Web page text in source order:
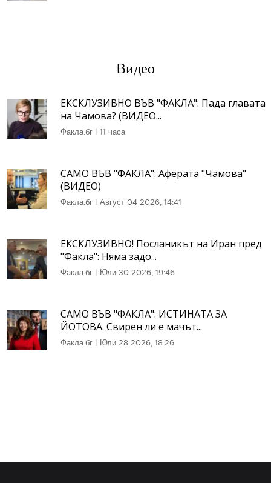
Видео
ЕКСКЛУЗИВНО ВЪВ "ФАКЛА": Пада главата
на Чамова? (ВИДЕО...
Факла.бг | 11 часа
САМО ВЪВ "ФАКЛА": Аферата "Чамова"
(ВИДЕО)
Факла.бг | Август 04 2026, 14:41
ЕКСКЛУЗИВНО! Посланикът на Иран пред
"Факла": Няма задо...
Факла.бг | Юли 30 2026, 19:46
САМО ВЪВ "ФАКЛА": ИСТИНАТА ЗА
ЙОТОВА. Свирен ли е мачът...
Факла.бг | Юли 28 2026, 18:26